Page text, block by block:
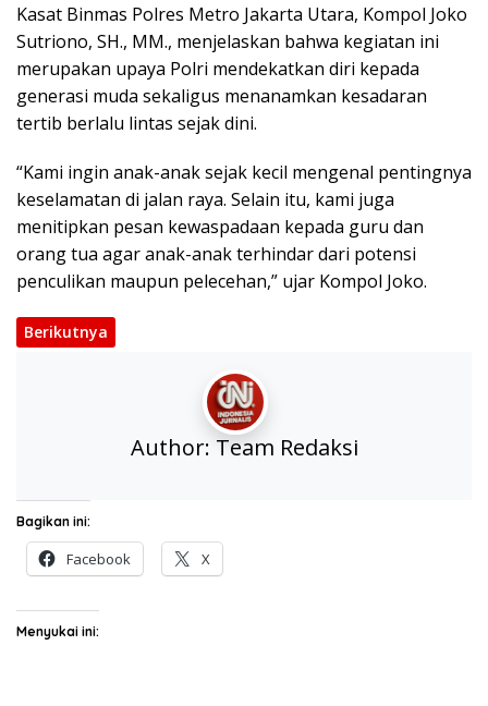
Kasat Binmas Polres Metro Jakarta Utara, Kompol Joko
Sutriono, SH., MM., menjelaskan bahwa kegiatan ini
merupakan upaya Polri mendekatkan diri kepada
generasi muda sekaligus menanamkan kesadaran
tertib berlalu lintas sejak dini.
“Kami ingin anak-anak sejak kecil mengenal pentingnya
keselamatan di jalan raya. Selain itu, kami juga
menitipkan pesan kewaspadaan kepada guru dan
orang tua agar anak-anak terhindar dari potensi
penculikan maupun pelecehan,” ujar Kompol Joko.
Berikutnya
Author: Team Redaksi
Bagikan ini:
Facebook X
Menyukai ini: